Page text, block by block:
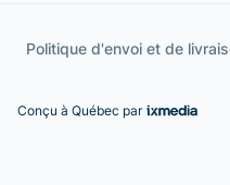
Politique d'envoi et de
Conçu à Québec par